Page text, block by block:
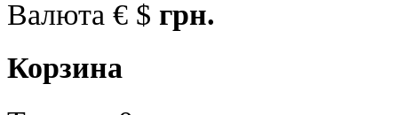
Валюта € $ грн.
Корзина